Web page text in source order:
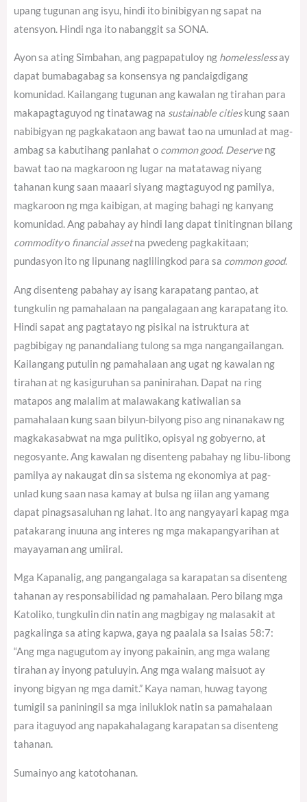
upang tugunan ang isyu, hindi ito binibigyan ng sapat na
atensyon. Hindi nga ito nabanggit sa SONA.
Ayon sa ating Simbahan, ang pagpapatuloy ng homelesslessay
dapat bumabagabag sa konsensya ng pandaigdigang
komunidad. Kailangang tugunan ang kawalan ng tirahan para
makapagtaguyod ng tinatawag na sustainable citieskung saan
nabibigyan ng pagkakataon ang bawat tao na umunlad at mag-
ambag sa kabutihang panlahat o common good. Deserveng
bawat tao na magkaroon ng lugar na matatawag niyang
tahanan kung saan maaari siyang magtaguyod ng pamilya,
magkaroon ng mga kaibigan, at maging bahagi ng kanyang
komunidad. Ang pabahay ay hindi lang dapat tinitingnan bilang
commodityo financial assetna pwedeng pagkakitaan;
pundasyon ito ng lipunang naglilingkod para sa common good.
Ang disenteng pabahay ay isang karapatang pantao, at
tungkulin ng pamahalaan na pangalagaan ang karapatang ito.
Hindi sapat ang pagtatayo ng pisikal na istruktura at
pagbibigay ng panandaliang tulong sa mga nangangailangan.
Kailangang putulin ng pamahalaan ang ugat ng kawalan ng
tirahan at ng kasiguruhan sa paninirahan. Dapat na ring
matapos ang malalim at malawakang katiwalian sa
pamahalaan kung saan bilyun-bilyong piso ang ninanakaw ng
magkakasabwat na mga pulitiko, opisyal ng gobyerno, at
negosyante. Ang kawalan ng disenteng pabahay ng libu-libong
pamilya ay nakaugat din sa sistema ng ekonomiya at pag-
unlad kung saan nasa kamay at bulsa ng iilan ang yamang
dapat pinagsasaluhan ng lahat. Ito ang nangyayari kapag mga
patakarang inuuna ang interes ng mga makapangyarihan at
mayayaman ang umiiral.
Mga Kapanalig, ang pangangalaga sa karapatan sa disenteng
tahanan ay responsabilidad ng pamahalaan. Pero bilang mga
Katoliko, tungkulin din natin ang magbigay ng malasakit at
pagkalinga sa ating kapwa, gaya ng paalala sa Isaias 58:7:
“Ang mga nagugutom ay inyong pakainin, ang mga walang
tirahan ay inyong patuluyin. Ang mga walang maisuot ay
inyong bigyan ng mga damit.” Kaya naman, huwag tayong
tumigil sa paniningil sa mga iniluklok natin sa pamahalaan
para itaguyod ang napakahalagang karapatan sa disenteng
tahanan.
Sumainyo ang katotohanan.